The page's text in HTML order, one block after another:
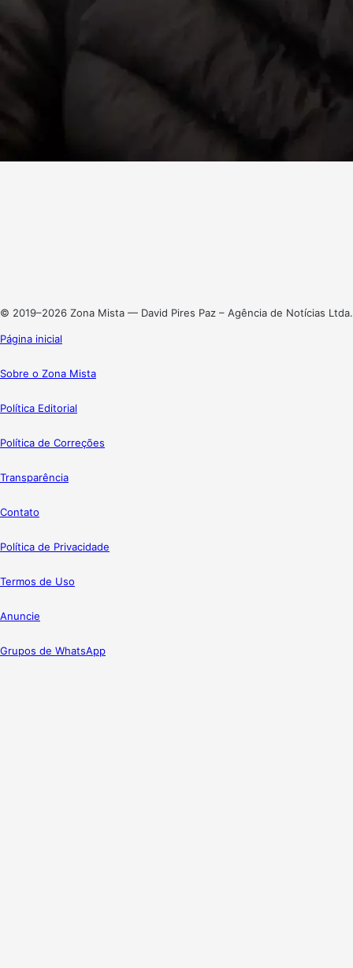
© 2019–2026 Zona Mista — David Pires Paz – Agência de Notícias Ltda.
Página inicial
Sobre o Zona Mista
Política Editorial
Política de Correções
Transparência
Contato
Política de Privacidade
Termos de Uso
Anuncie
Grupos de WhatsApp